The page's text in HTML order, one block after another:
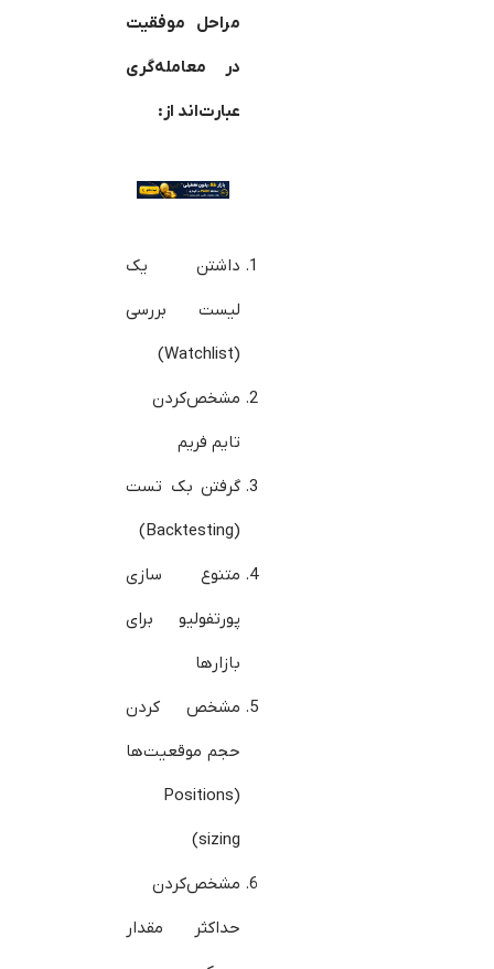
مراحل موفقیت
در معامله‌گری
عبارت‌اند از:
داشتن یک
لیست بررسی
(Watchlist)
مشخص‌کردن
تایم فریم
گرفتن بک تست
(Backtesting)
متنوع سازی
پورتفولیو برای
بازارها
مشخص کردن
حجم موقعیت‌ها
(Positions
sizing)
مشخص‌کردن
حداکثر مقدار